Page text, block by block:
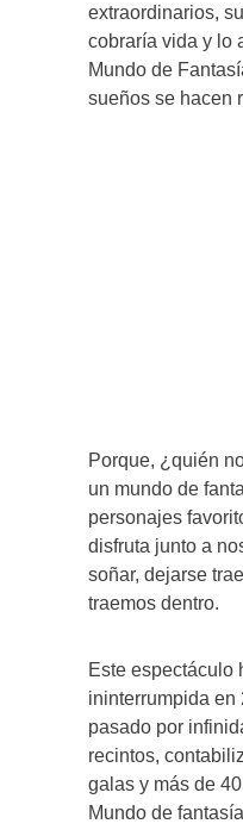
extraordinarios,
cobraría vida y lo
Mundo de
sueños se hacen
Porque, ¿quién
un mundo de
personajes
disfruta junto a
soñar, dejarse
traemos dentro.
Este espectáculo
ininterrumpida en
pasado por
recintos,
galas y más de
Mundo de